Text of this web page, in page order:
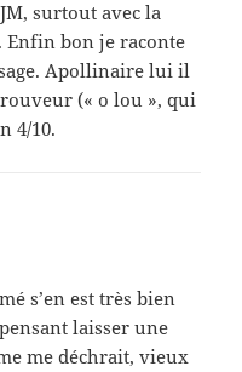
surtout avec la
Enfin bon je raconte
Apollinaire lui il
(« o lou », qui
4/10.
s’en est très bien
laisser une
me déchrait, vieux